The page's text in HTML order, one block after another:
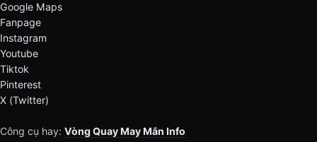
Google Maps
Fanpage
Instagram
Youtube
Tiktok
Pinterest
X (Twitter)
Công cụ hay: Vòng Quay May Mắn Info